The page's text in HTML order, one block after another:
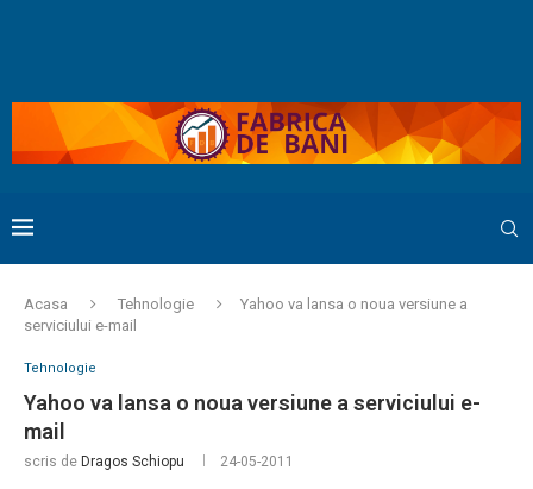
Acasa Tehnologie
Yahoo va lansa o noua versiune a
serviciului e-mail
Tehnologie
Yahoo va lansa o noua versiune a serviciului e-
mail
scris de Dragos Schiopu 24-05-2011